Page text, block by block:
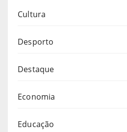
Cultura
Desporto
Destaque
Economia
Educação